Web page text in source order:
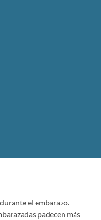
el embarazo.
padecen más